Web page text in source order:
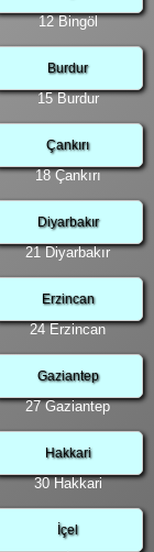
12 Bingöl
Burdur
15 Burdur
Çankırı
18 Çankırı
Diyarbakır
21 Diyarbakır
Erzincan
24 Erzincan
Gaziantep
27 Gaziantep
Hakkari
30 Hakkari
İçel